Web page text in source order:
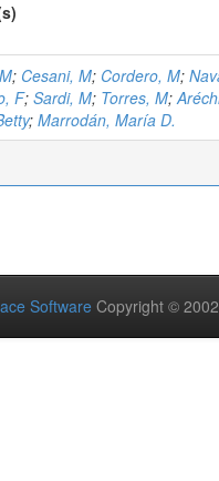
; Cesani, M; Cordero, M;
F; Sardi, M; Torres, M;
; Marrodán, María D.
Software Copyright ©